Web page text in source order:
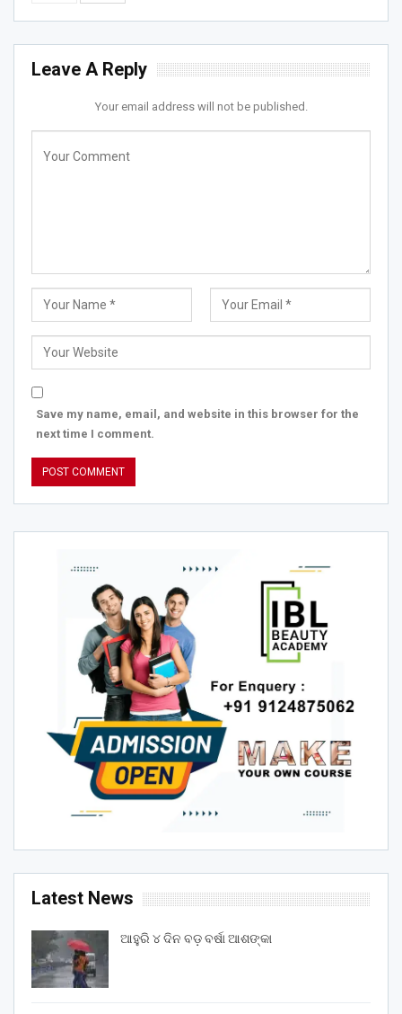
Leave A Reply
Your email address will not be published.
Save my name, email, and website in this browser for the
next time I comment.
Latest News
ଆହୁରି ୪ ଦିନ ବଡ଼ ବର୍ଷା ଆଶଙ୍କା